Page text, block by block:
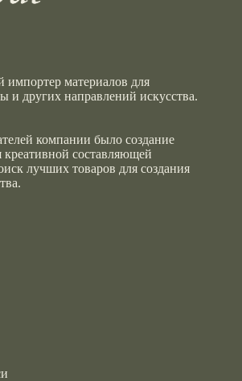
материалов для
и других направлений искусства.
компании было создание
креативной составляющей
лучших товаров для создания